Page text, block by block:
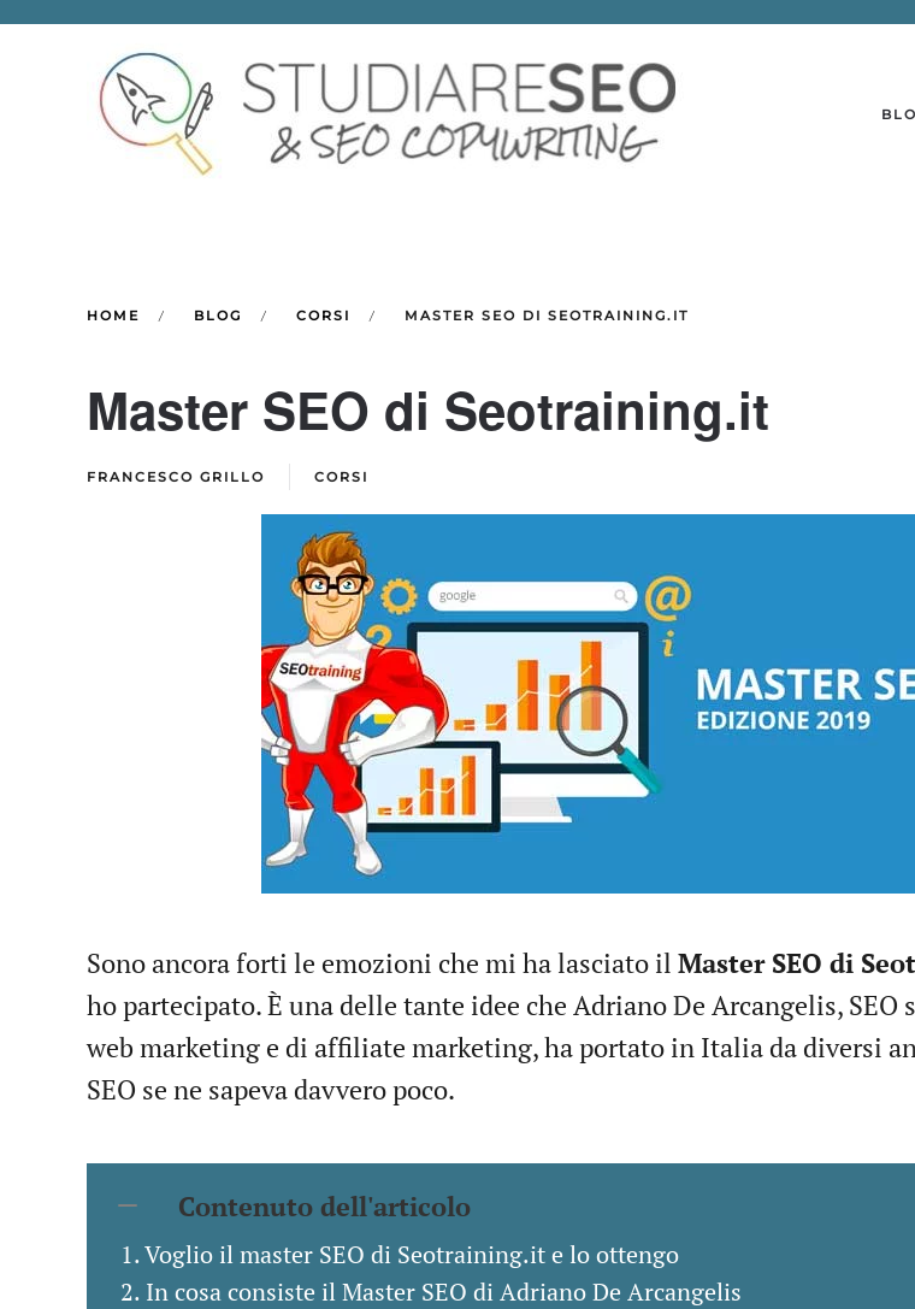
Skip to main content
HOME BLOG CORSI MASTER SEO DI SEOTRAINING.IT
Master SEO di Seotraining.it
FRANCESCO GRILLO CORSI
Sono ancora forti le emozioni che mi ha lasciato il Master SEO di
ho partecipato. È una delle tante idee che Adriano De Arcangelis, SEO
web marketing e di affiliate marketing, ha portato in Italia da diversi
SEO se ne sapeva davvero poco.
Contenuto dell'articolo
Voglio il master SEO di Seotraining.it e lo ottengo
In cosa consiste il Master SEO di Adriano De Arcangelis